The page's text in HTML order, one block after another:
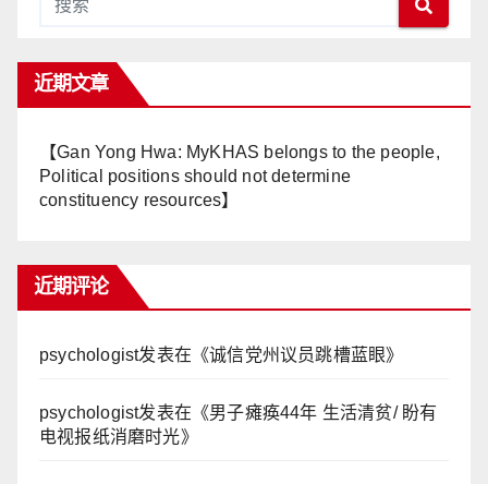
近期文章
【Gan Yong Hwa: MyKHAS belongs to the people,
Political positions should not determine
constituency resources】
近期评论
psychologist发表在《诚信党州议员跳槽蓝眼》
psychologist发表在《男子瘫痪44年 生活清贫/ 盼有
电视报纸消磨时光》